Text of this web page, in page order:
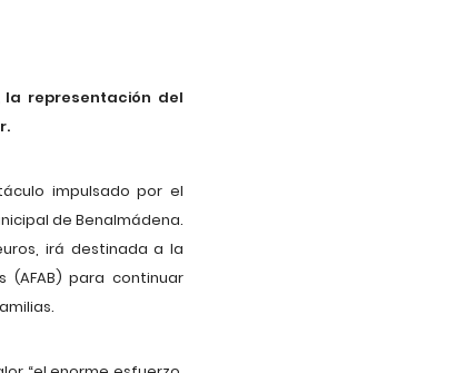
la representación del
impulsado por el
de Benalmádena.
irá destinada a la
(AFAB) para continuar